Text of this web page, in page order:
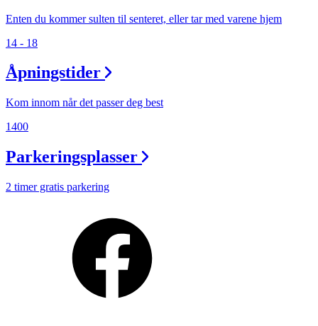
Enten du kommer sulten til senteret, eller tar med varene hjem
14 - 18
Åpningstider
Kom innom når det passer deg best
1400
Parkeringsplasser
2 timer gratis parkering